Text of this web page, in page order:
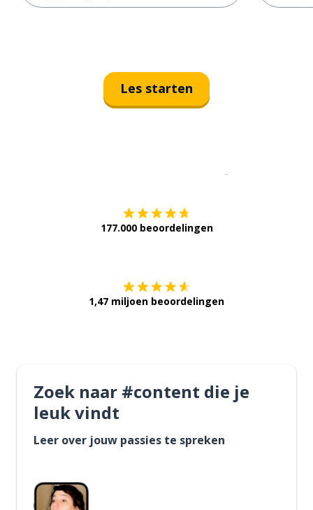
Les starten
177.000 beoordelingen
1,47 miljoen beoordelingen
Zoek naar #content die je
leuk vindt
Leer over jouw passies te spreken